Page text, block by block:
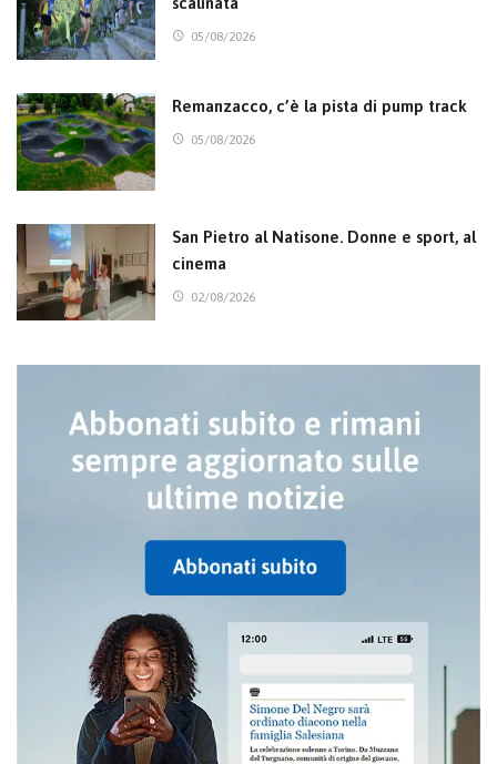
05/08/2026
Remanzacco, c’è la pista di pump track
05/08/2026
San Pietro al Natisone. Donne e sport, al
cinema
02/08/2026